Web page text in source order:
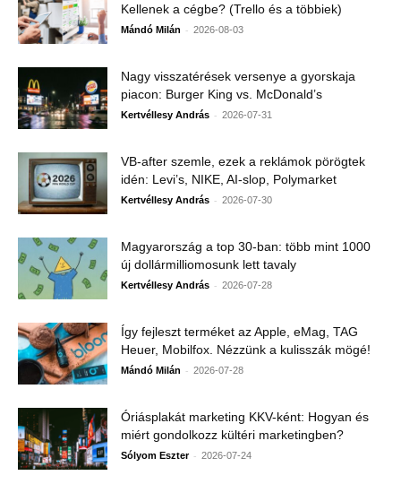
Kellenek a cégbe? (Trello és a többiek)
Mándó Milán - 2026-08-03
Nagy visszatérések versenye a gyorskaja
piacon: Burger King vs. McDonald’s
Kertvéllesy András - 2026-07-31
VB-after szemle, ezek a reklámok pörögtek
idén: Levi’s, NIKE, AI-slop, Polymarket
Kertvéllesy András - 2026-07-30
Magyarország a top 30-ban: több mint 1000
új dollármilliomosunk lett tavaly
Kertvéllesy András - 2026-07-28
Így fejleszt terméket az Apple, eMag, TAG
Heuer, Mobilfox. Nézzünk a kulisszák mögé!
Mándó Milán - 2026-07-28
Óriásplakát marketing KKV-ként: Hogyan és
miért gondolkozz kültéri marketingben?
Sólyom Eszter - 2026-07-24